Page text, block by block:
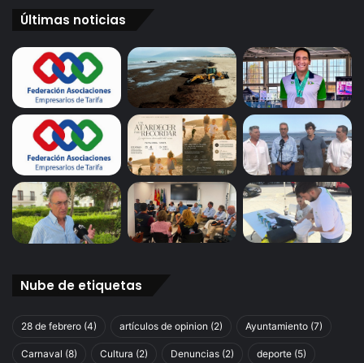
e
L
o
a
n
c
e
s
Últimas noticias
Nube de etiquetas
28 de febrero (4) artículos de opinion (2) Ayuntamiento (7)
Carnaval (8) Cultura (2) Denuncias (2) deporte (5)